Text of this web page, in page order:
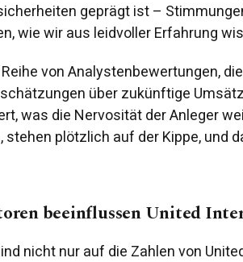
geprägt ist –
wie wir aus leidvoller Erfahrung
von Analystenbewertungen,
über zukünftige
was die Nervosität der Anleger
stehen plötzlich auf der Kippe, und
beeinflussen United
nicht nur auf die Zahlen von